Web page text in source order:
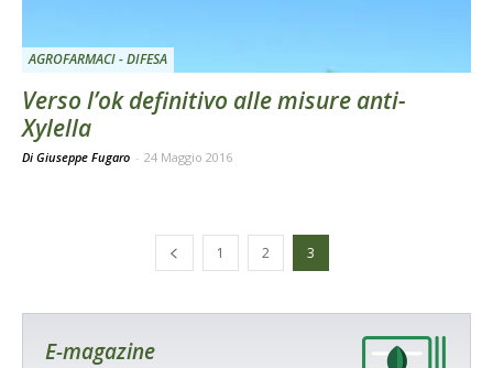
AGROFARMACI - DIFESA
Verso l’ok definitivo alle misure anti-
Xylella
Di Giuseppe Fugaro - 24 Maggio 2016
1 2 3
E-magazine